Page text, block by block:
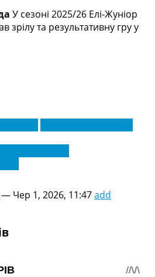
У сезоні 2025/26 Елі-Жуніор
зрілу та результативну гру у
— Чер 1, 2026, 11:47add